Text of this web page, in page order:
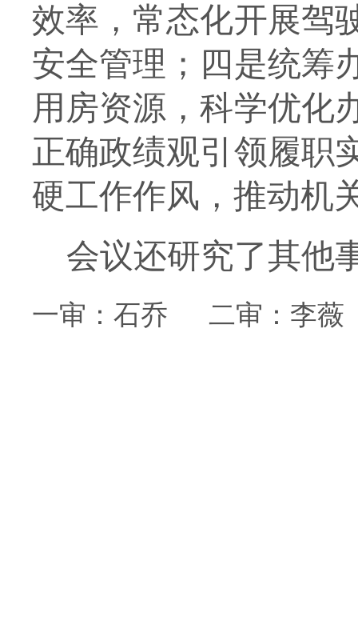
效率，常态化开展驾
安全管理；四是统筹
用房资源，科学优化
正确政绩观引领履职
硬工作作风，推动机
会议还研究了其他
一审： 石乔 二审：李薇